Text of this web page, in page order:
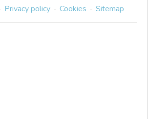
Privacy policy Cookies Sitemap